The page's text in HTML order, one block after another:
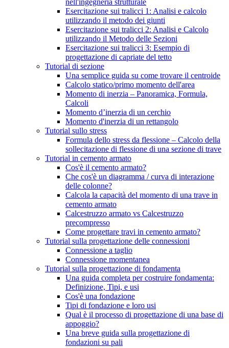
nell'ingegneria strutturale
Esercitazione sui tralicci 1: Analisi e calcolo
utilizzando il metodo dei giunti
Esercitazione sui tralicci 2: Analisi e Calcolo
utilizzando il Metodo delle Sezioni
Esercitazione sui tralicci 3: Esempio di
progettazione di capriate del tetto
Tutorial di sezione
Una semplice guida su come trovare il centroide
Calcolo statico/primo momento dell'area
Momento di inerzia – Panoramica, Formula,
Calcoli
Momento d’inerzia di un cerchio
Momento d'inerzia di un rettangolo
Tutorial sullo stress
Formula dello stress da flessione – Calcolo della
sollecitazione di flessione di una sezione di trave
Tutorial in cemento armato
Cos'è il cemento armato?
Che cos'è un diagramma / curva di interazione
delle colonne?
Calcola la capacità del momento di una trave in
cemento armato
Calcestruzzo armato vs Calcestruzzo
precompresso
Come progettare travi in ​​cemento armato?
Tutorial sulla progettazione delle connessioni
Connessione a taglio
Connessione momentanea
Tutorial sulla progettazione di fondamenta
Una guida completa per costruire fondamenta:
Definizione, Tipi, e usi
Cos'è una fondazione
Tipi di fondazione e loro usi
Qual è il processo di progettazione di una base di
appoggio?
Una breve guida sulla progettazione di
fondazioni su pali